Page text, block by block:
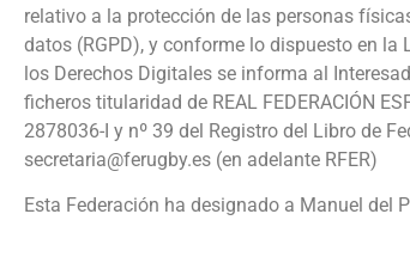
relativo a la protección de las personas
datos (RGPD), y conforme lo dispuesto en la
los Derechos Digitales se informa al
ficheros titularidad de REAL FEDERACIÓN
2878036-I y nº 39 del Registro del Libro de
secretaria@ferugby.es (en adelante RFER)
Esta Federación ha designado a Manuel del